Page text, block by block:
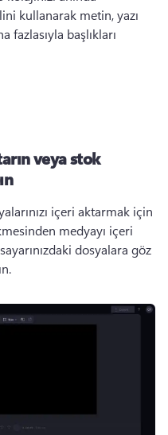
kullanarak metin, yazı
fazlasıyla başlıkları
veya stok
içeri aktarmak için
medyayı içeri
dosyalara göz